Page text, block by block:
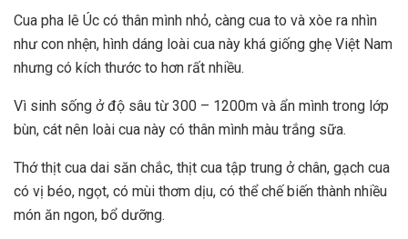
Cua pha lê Úc có thân mình nhỏ, càng cua to và xòe ra nhìn
như con nhện, hình dáng loài cua này khá giống ghẹ Việt Nam
nhưng có kích thước to hơn rất nhiều.
Vì sinh sống ở độ sâu từ 300 – 1200m và ẩn mình trong lớp
bùn, cát nên loài cua này có thân mình màu trắng sữa.
Thớ thịt cua dai săn chắc, thịt cua tập trung ở chân, gạch cua
có vị béo, ngọt, có mùi thơm dịu, có thể chế biến thành nhiều
món ăn ngon, bổ dưỡng.